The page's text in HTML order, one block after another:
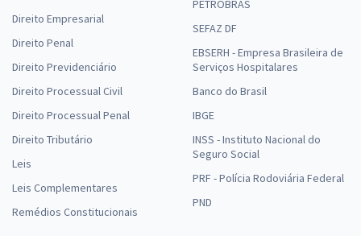
Direito Empresarial
Direito Penal
Direito Previdenciário
Direito Processual Civil
Direito Processual Penal
Direito Tributário
Leis
Leis Complementares
Remédios Constitucionais
PETROBRAS
SEFAZ DF
EBSERH - Empresa Brasileira de
Serviços Hospitalares
Banco do Brasil
IBGE
INSS - Instituto Nacional do
Seguro Social
PRF - Polícia Rodoviária Federal
PND